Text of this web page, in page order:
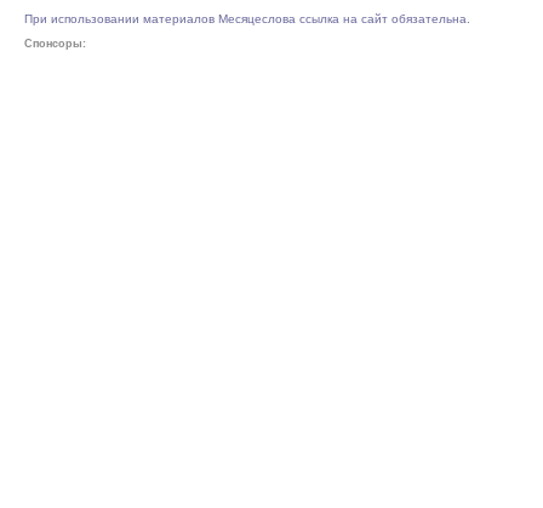
При использовании материалов Месяцеслова ссылка на сайт обязательна.
Спонсоры: